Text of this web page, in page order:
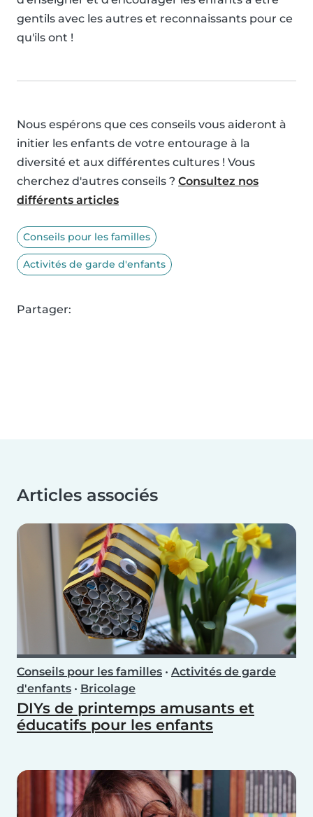
gentils avec les autres et reconnaissants pour ce
qu'ils ont !
Nous espérons que ces conseils vous aideront à
initier les enfants de votre entourage à la
diversité et aux différentes cultures ! Vous
cherchez d'autres conseils ? Consultez nos
différents articles
Conseils pour les familles
Activités de garde d'enfants
Partager:
Articles associés
Conseils pour les familles • Activités de garde
d'enfants • Bricolage
DIYs de printemps amusants et
éducatifs pour les enfants